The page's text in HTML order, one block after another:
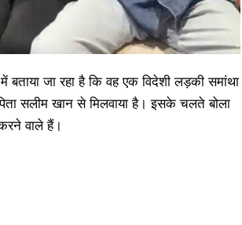
जा रहा है कि वह एक विदेशी लड़की समांथा
सलीम खान से मिलवाया है। इसके चलते बोला
वाले हैं।